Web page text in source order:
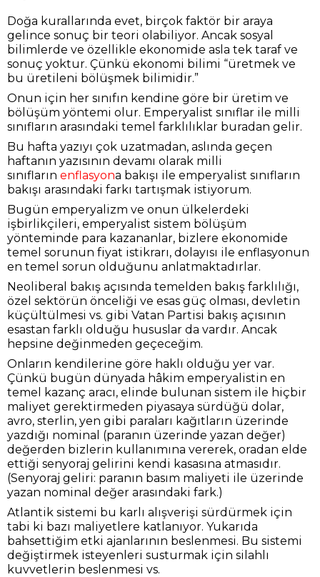
Doğa kurallarında evet, birçok faktör bir araya
gelince sonuç bir teori olabiliyor. Ancak sosyal
bilimlerde ve özellikle ekonomide asla tek taraf ve
sonuç yoktur. Çünkü ekonomi bilimi “üretmek ve
bu üretileni bölüşmek bilimidir.”
Onun için her sınıfın kendine göre bir üretim ve
bölüşüm yöntemi olur. Emperyalist sınıflar ile milli
sınıfların arasındaki temel farklılıklar buradan gelir.
Bu hafta yazıyı çok uzatmadan, aslında geçen
haftanın yazısının devamı olarak milli
sınıfların enflasyona bakışı ile emperyalist sınıfların
bakışı arasındaki farkı tartışmak istiyorum.
Bugün emperyalizm ve onun ülkelerdeki
işbirlikçileri, emperyalist sistem bölüşüm
yönteminde para kazananlar, bizlere ekonomide
temel sorunun fiyat istikrarı, dolayısı ile enflasyonun
en temel sorun olduğunu anlatmaktadırlar.
Neoliberal bakış açısında temelden bakış farklılığı,
özel sektörün önceliği ve esas güç olması, devletin
küçültülmesi vs. gibi Vatan Partisi bakış açısının
esastan farklı olduğu hususlar da vardır. Ancak
hepsine değinmeden geçeceğim.
Onların kendilerine göre haklı olduğu yer var.
Çünkü bugün dünyada hâkim emperyalistin en
temel kazanç aracı, elinde bulunan sistem ile hiçbir
maliyet gerektirmeden piyasaya sürdüğü dolar,
avro, sterlin, yen gibi paraları kağıtların üzerinde
yazdığı nominal (paranın üzerinde yazan değer)
değerden bizlerin kullanımına vererek, oradan elde
ettiği senyoraj gelirini kendi kasasına atmasıdır.
(Senyoraj geliri: paranın basım maliyeti ile üzerinde
yazan nominal değer arasındaki fark.)
Atlantik sistemi bu karlı alışverişi sürdürmek için
tabi ki bazı maliyetlere katlanıyor. Yukarıda
bahsettiğim etki ajanlarının beslenmesi. Bu sistemi
değiştirmek isteyenleri susturmak için silahlı
kuvvetlerin beslenmesi vs.